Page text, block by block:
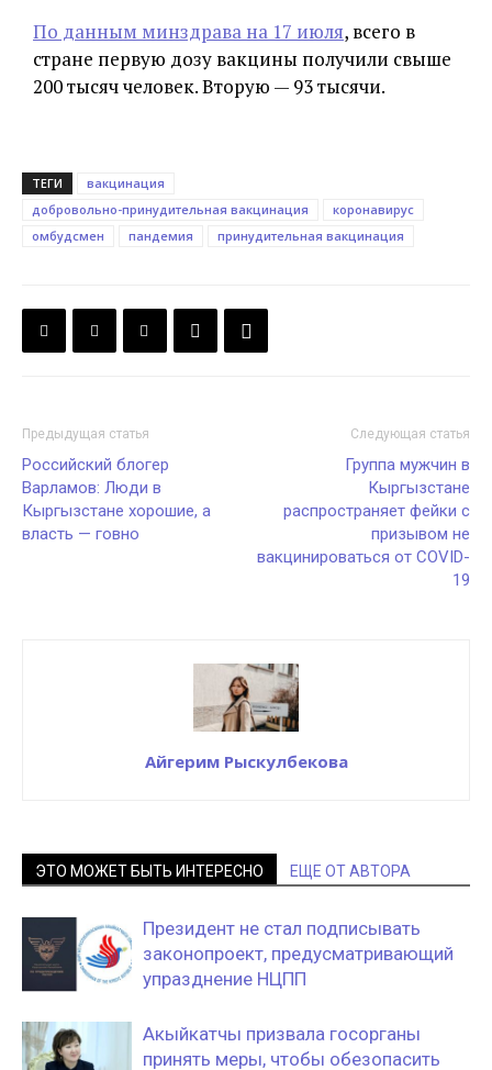
По данным минздрава на 17 июля, всего в
стране первую дозу вакцины получили свыше
200 тысяч человек. Вторую — 93 тысячи.
ТЕГИ
вакцинация
добровольно-принудительная вакцинация
коронавирус
омбудсмен
пандемия принудительная вакцинация
Предыдущая статья
Российский блогер
Варламов: Люди в
Кыргызстане хорошие, а
власть — говно
Следующая статья
Группа мужчин в
Кыргызстане
распространяет фейки с
призывом не
вакцинироваться от COVID-
19
Айгерим Рыскулбекова
ЭТО МОЖЕТ БЫТЬ ИНТЕРЕСНО ЕЩЕ ОТ АВТОРА
Президент не стал подписывать
законопроект, предусматривающий
упразднение НЦПП
Акыйкатчы призвала госорганы
принять меры, чтобы обезопасить